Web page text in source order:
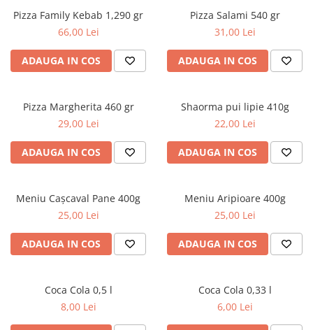
Pizza Family Kebab 1,290 gr
66,00 Lei
ADAUGA IN COS
Pizza Salami 540 gr
31,00 Lei
ADAUGA IN COS
Pizza Margherita 460 gr
29,00 Lei
ADAUGA IN COS
Shaorma pui lipie 410g
22,00 Lei
ADAUGA IN COS
Meniu Cașcaval Pane 400g
25,00 Lei
ADAUGA IN COS
Meniu Aripioare 400g
25,00 Lei
ADAUGA IN COS
Coca Cola 0,5 l
8,00 Lei
Coca Cola 0,33 l
6,00 Lei